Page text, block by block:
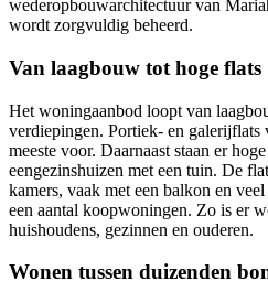
wederopbouwarchitectuur van
wordt zorgvuldig beheerd.
Van laagbouw tot hoge flats
Het woningaanbod loopt van
verdiepingen. Portiek- en galerijflats
meeste voor. Daarnaast staan er
eengezinshuizen met een tuin. De
kamers, vaak met een balkon en
een aantal koopwoningen. Zo is er
huishoudens, gezinnen en ouderen.
Wonen tussen duizenden